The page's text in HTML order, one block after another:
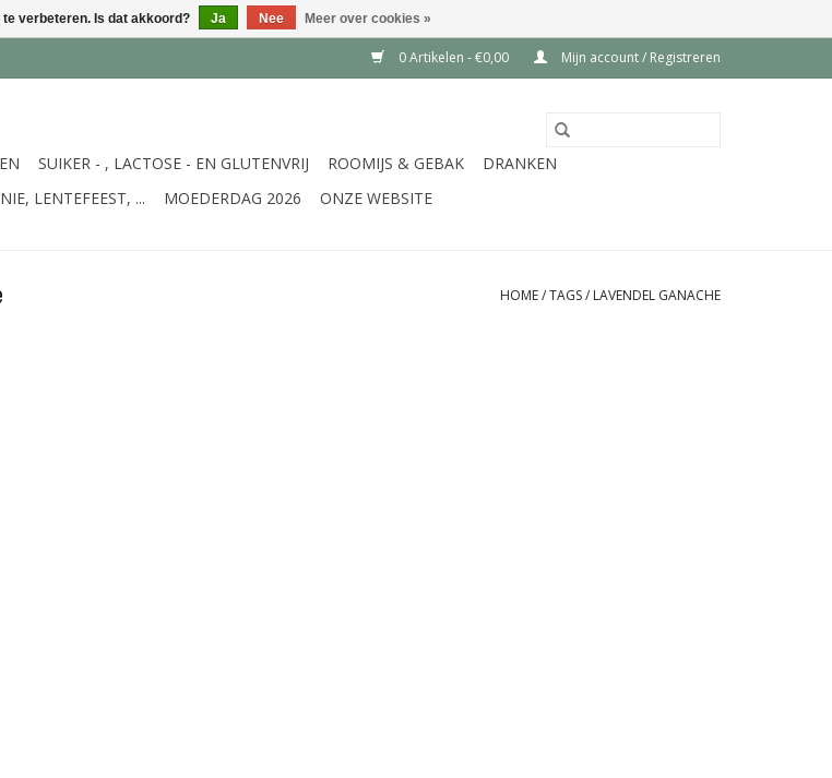
0 Artikelen - €0,00 Mijn account / Registreren
SUIKER - , LACTOSE - EN GLUTENVRIJ ROOMIJS & GEBAK
DRANKEN
LENTEFEEST, ...
MOEDERDAG 2026 ONZE WEBSITE
HOME/TAGS/ LAVENDEL GANACHE
verbeteren. Is dat akkoord? Ja Nee Meer over cookies »